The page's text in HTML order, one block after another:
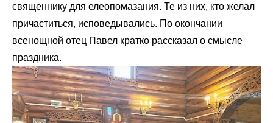
священнику для елеопомазания. Те из них, кто желал
причаститься, исповедывались. По окончании
всенощной отец Павел кратко рассказал о смысле
праздника.